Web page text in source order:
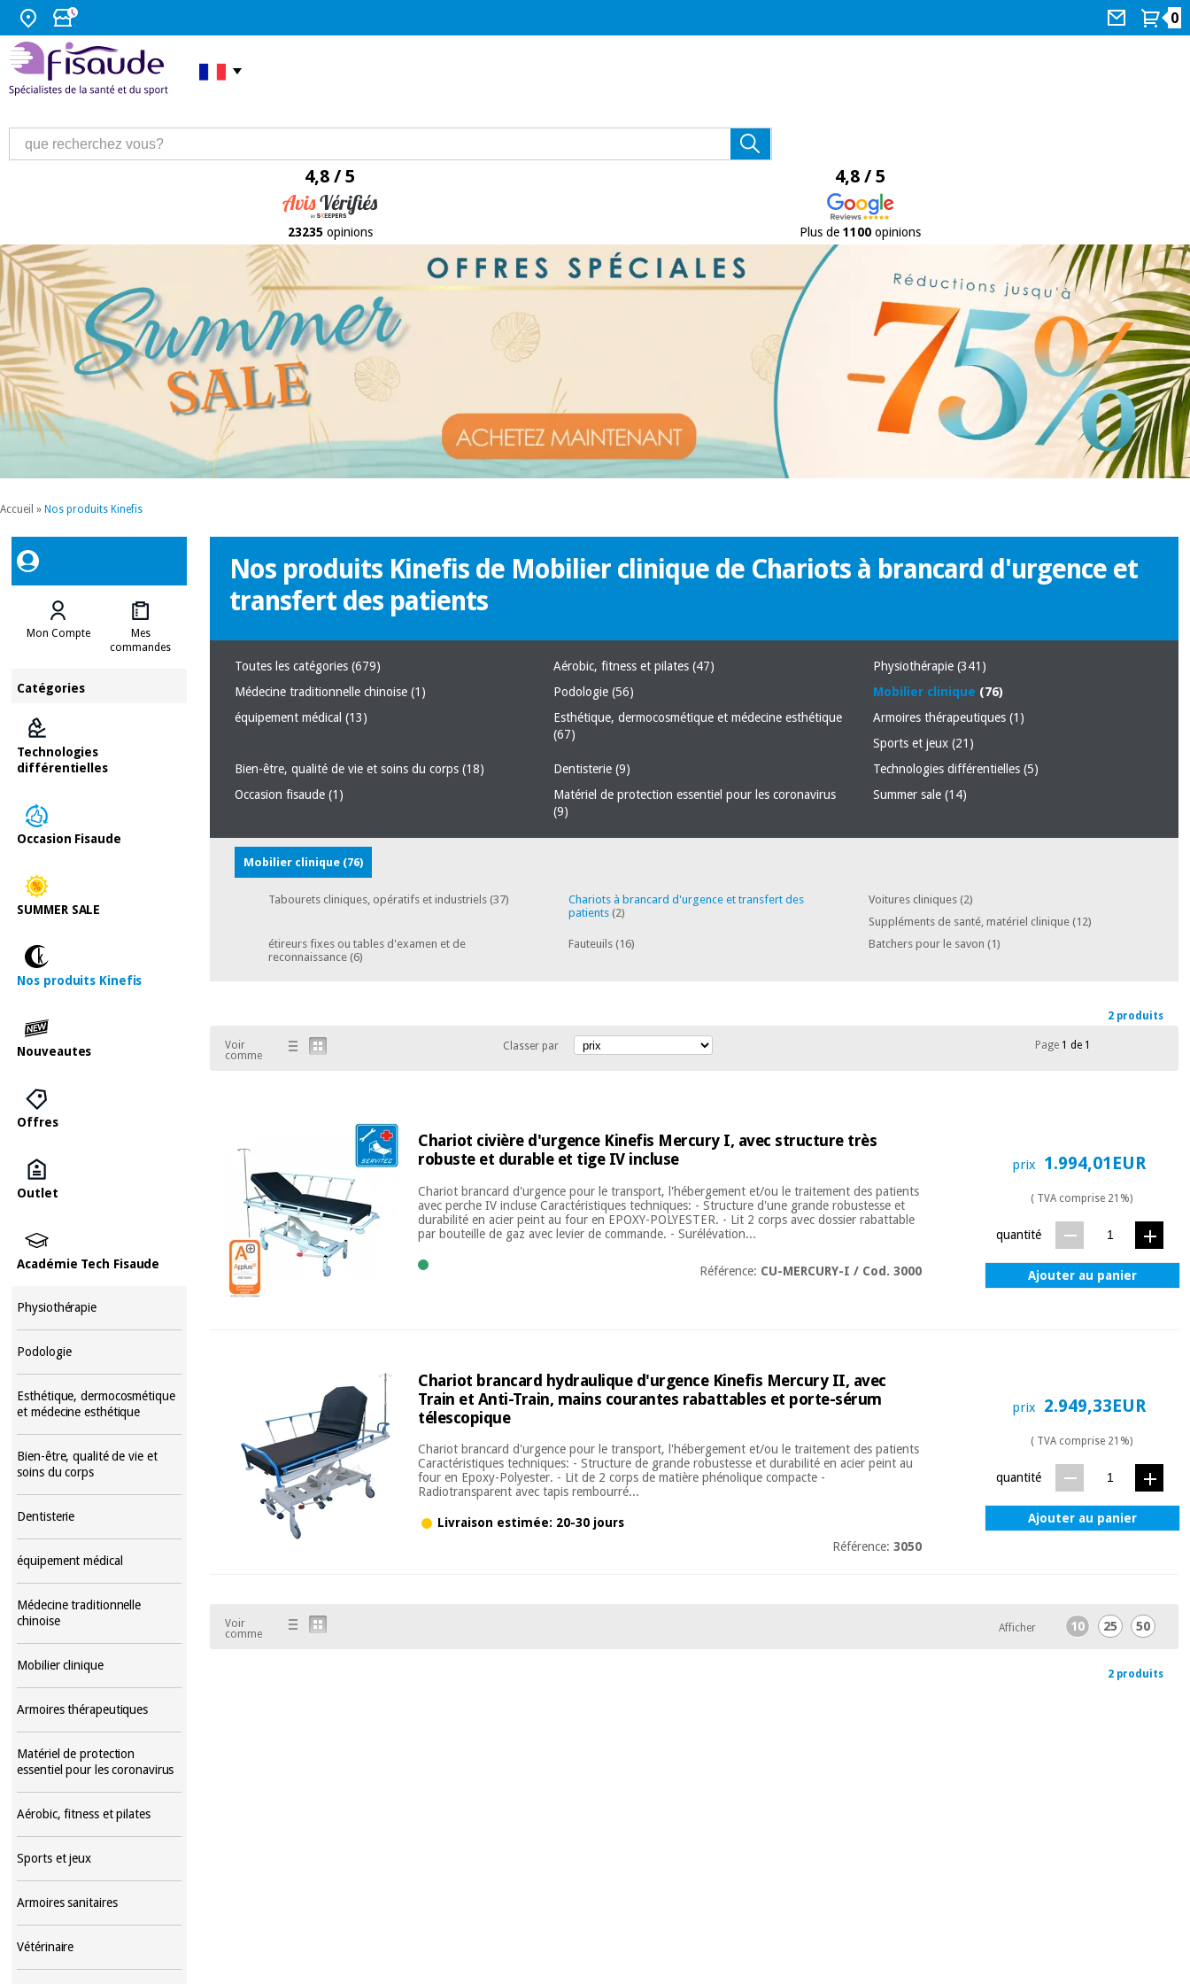
0
4,8 / 5
23235 opinions
4,8 / 5
Plus de 1100opinions
Accueil » Nos produits Kinefis
Mon Compte
Mes
commandes
Catégories
Technologies
différentielles
Occasion Fisaude
SUMMER SALE
Nos produits Kinefis
Nouveautes
Offres
Outlet
Académie Tech Fisaude
Physiothérapie
Podologie
Esthétique, dermocosmétique
et médecine esthétique
Bien-être, qualité de vie et
soins du corps
Dentisterie
équipement médical
Médecine traditionnelle
chinoise
Mobilier clinique
Armoires thérapeutiques
Matériel de protection
essentiel pour les coronavirus
Aérobic, fitness et pilates
Sports et jeux
Armoires sanitaires
Vétérinaire
Nos produits Kinefis de Mobilier clinique de Chariots à brancard d'urgence et
transfert des patients
Toutes les catégories (679) Aérobic, fitness et pilates(47) Physiothérapie(341)
Médecine traditionnelle chinoise (1) Podologie(56) Mobilier clinique (76)
équipement médical (13)
Esthétique, dermocosmétique et médecine esthétique
(67)
Armoires thérapeutiques(1)
Sports et jeux(21)
Bien-être, qualité de vie et soins du corps (18) Dentisterie(9) Technologies différentielles(5)
Occasion fisaude (1)
Matériel de protection essentiel pour les coronavirus
(9)
Summer sale(14)
Mobilier clinique (76)
Tabourets cliniques, opératifs et industriels (37)
Chariots à brancard d'urgence et transfert des
patients (2)
Voitures cliniques (2)
Suppléments de santé, matériel clinique (12)
étireurs fixes ou tables d'examen et de
reconnaissance (6)
Fauteuils (16) Batchers pour le savon (1)
2 produits
Voir
comme
Classer par Page1 de 1
Chariot civière d'urgence Kinefis Mercury I, avec structure très
robuste et durable et tige IV incluse
Chariot brancard d'urgence pour le transport, l'hébergement et/ou le traitement des patients
avec perche IV incluse Caractéristiques techniques: - Structure d'une grande robustesse et
durabilité en acier peint au four en EPOXY-POLYESTER. - Lit 2 corps avec dossier rabattable
par bouteille de gaz avec levier de commande. - Surélévation...
Référence: CU-MERCURY-I / Cod. 3000
prix 1.994,01EUR
( TVA comprise 21%)
quantité
Ajouter au panier
Chariot brancard hydraulique d'urgence Kinefis Mercury II, avec
Train et Anti-Train, mains courantes rabattables et porte-sérum
télescopique
Chariot brancard d'urgence pour le transport, l'hébergement et/ou le traitement des patients
Caractéristiques techniques: - Structure de grande robustesse et durabilité en acier peint au
four en Epoxy-Polyester. - Lit de 2 corps de matière phénolique compacte -
Radiotransparent avec tapis rembourré...
Livraison estimée: 20-30 jours
Référence: 3050
prix 2.949,33EUR
( TVA comprise 21%)
quantité
Ajouter au panier
Voir
comme
Afficher 10 25 50
2 produits